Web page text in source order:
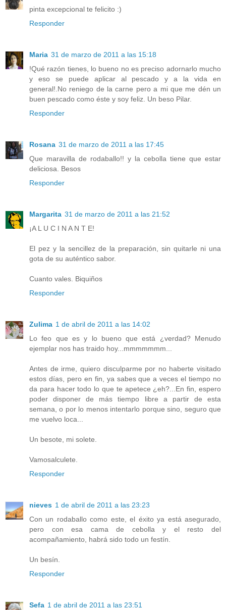
pinta excepcional te felicito :)
Responder
Maria 31 de marzo de 2011 a las 15:18
!Qué razón tienes, lo bueno no es preciso adornarlo mucho
y eso se puede aplicar al pescado y a la vida en
general!.No reniego de la carne pero a mi que me dén un
buen pescado como éste y soy feliz. Un beso Pilar.
Responder
Rosana 31 de marzo de 2011 a las 17:45
Que maravilla de rodaballo!! y la cebolla tiene que estar
deliciosa. Besos
Responder
Margarita 31 de marzo de 2011 a las 21:52
¡A L U C I N A N T E!
El pez y la sencillez de la preparación, sin quitarle ni una
gota de su auténtico sabor.
Cuanto vales. Biquiños
Responder
Zulima 1 de abril de 2011 a las 14:02
Lo feo que es y lo bueno que está ¿verdad? Menudo
ejemplar nos has traido hoy...mmmmmmm...
Antes de irme, quiero disculparme por no haberte visitado
estos días, pero en fin, ya sabes que a veces el tiempo no
da para hacer todo lo que te apetece ¿eh?...En fin, espero
poder disponer de más tiempo libre a partir de esta
semana, o por lo menos intentarlo porque sino, seguro que
me vuelvo loca...
Un besote, mi solete.
Vamosalculete.
Responder
nieves 1 de abril de 2011 a las 23:23
Con un rodaballo como este, el éxito ya está asegurado,
pero con esa cama de cebolla y el resto del
acompañamiento, habrá sido todo un festín.
Un besín.
Responder
Sefa 1 de abril de 2011 a las 23:51